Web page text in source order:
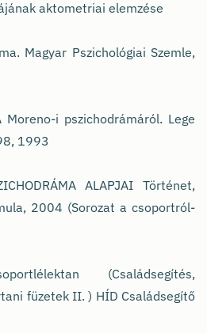
aktometriai elemzése
Magyar Pszichológiai Szemle,
i pszichodrámáról. Lege
1993
ALAPJAI Történet,
2004 (Sorozat a csoportról-
(Családsegítés,
füzetek II. ) HÍD Családsegítő